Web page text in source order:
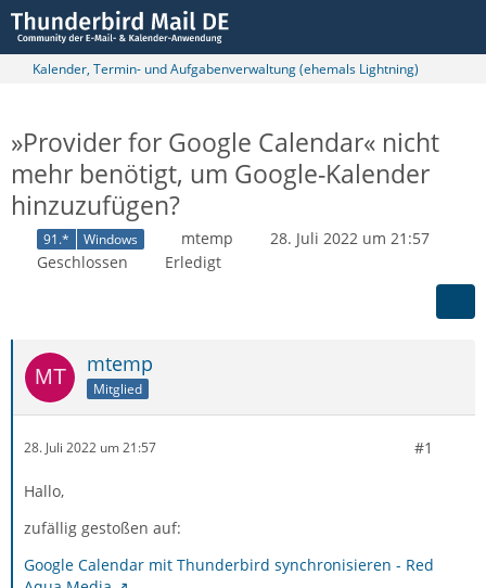
Kalender, Termin- und Aufgabenverwaltung (ehemals Lightning)
»Provider for Google Calendar« nicht
mehr benötigt, um Google-Kalender
hinzuzufügen?
91.* Windows mtemp
28. Juli 2022 um 21:57
Geschlossen
Erledigt
mtemp
Mitglied
28. Juli 2022 um 21:57 #1
Hallo,
zufällig gestoßen auf:
Google Calendar mit Thunderbird synchronisieren - Red